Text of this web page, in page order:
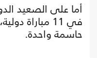
أما على الصعيد
في 11 مباراة
حاسمة واحدة.